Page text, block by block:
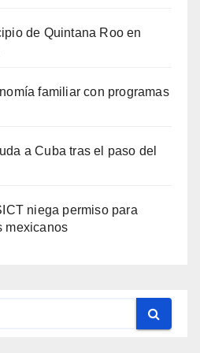
de Quintana Roo en
familiar con programas
a Cuba tras el paso del
niega permiso para
mexicanos